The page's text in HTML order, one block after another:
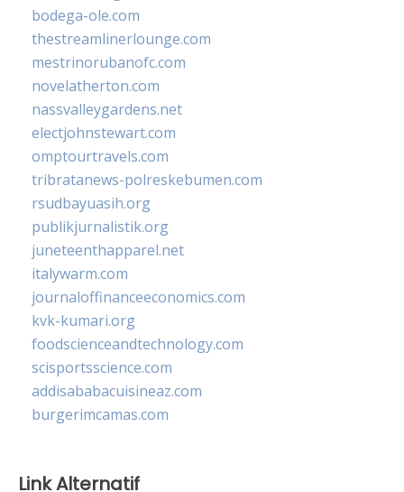
bodega-ole.com
thestreamlinerlounge.com
mestrinorubanofc.com
novelatherton.com
nassvalleygardens.net
electjohnstewart.com
omptourtravels.com
tribratanews-polreskebumen.com
rsudbayuasih.org
publikjurnalistik.org
juneteenthapparel.net
italywarm.com
journaloffinanceeconomics.com
kvk-kumari.org
foodscienceandtechnology.com
scisportsscience.com
addisababacuisineaz.com
burgerimcamas.com
Link Alternatif